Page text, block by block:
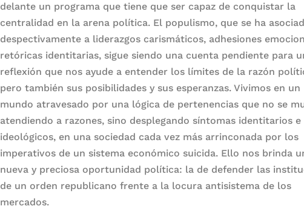
delante un programa que tiene que ser capaz de conquistar la
centralidad en la arena política. El populismo, que se ha
despectivamente a liderazgos carismáticos, adhesiones
retóricas identitarias, sigue siendo una cuenta pendiente para
reflexión que nos ayude a entender los límites de la razón
pero también sus posibilidades y sus esperanzas. Vivimos en un
mundo atravesado por una lógica de pertenencias que no se
atendiendo a razones, sino desplegando síntomas identitarios e
ideológicos, en una sociedad cada vez más arrinconada por los
imperativos de un sistema económico suicida. Ello nos brinda
nueva y preciosa oportunidad política: la de defender las
de un orden republicano frente a la locura antisistema de los
mercados.